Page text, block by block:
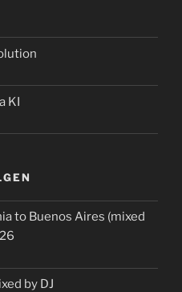
KI
to Buenos Aires (mixed
by DJ